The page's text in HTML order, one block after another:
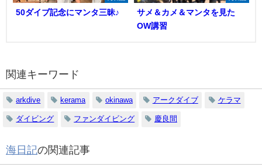
50ダイブ記念にマンタ三昧♪
サメ＆カメ＆マンタを見た
OW講習
関連キーワード
arkdive kerama okinawa アークダイブ ケラマ
ダイビング ファンダイビング 慶良間
海日記の関連記事